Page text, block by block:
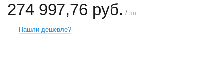
274 997,76 руб. / шт
Нашли дешевле?